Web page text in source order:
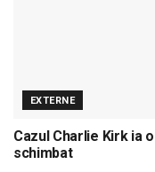
EXTERNE
Cazul Charlie Kirk ia
schimbat